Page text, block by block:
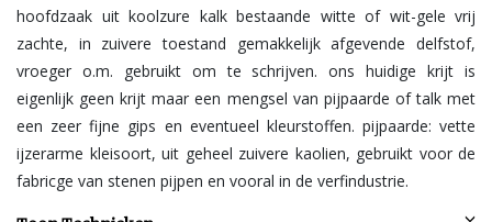
hoofdzaak uit koolzure kalk bestaande witte of wit-gele vrij
zachte, in zuivere toestand gemakkelijk afgevende delfstof,
vroeger o.m. gebruikt om te schrijven. ons huidige krijt is
eigenlijk geen krijt maar een mengsel van pijpaarde of talk met
een zeer fijne gips en eventueel kleurstoffen. pijpaarde: vette
ijzerarme kleisoort, uit geheel zuivere kaolien, gebruikt voor de
fabricge van stenen pijpen en vooral in de verfindustrie.